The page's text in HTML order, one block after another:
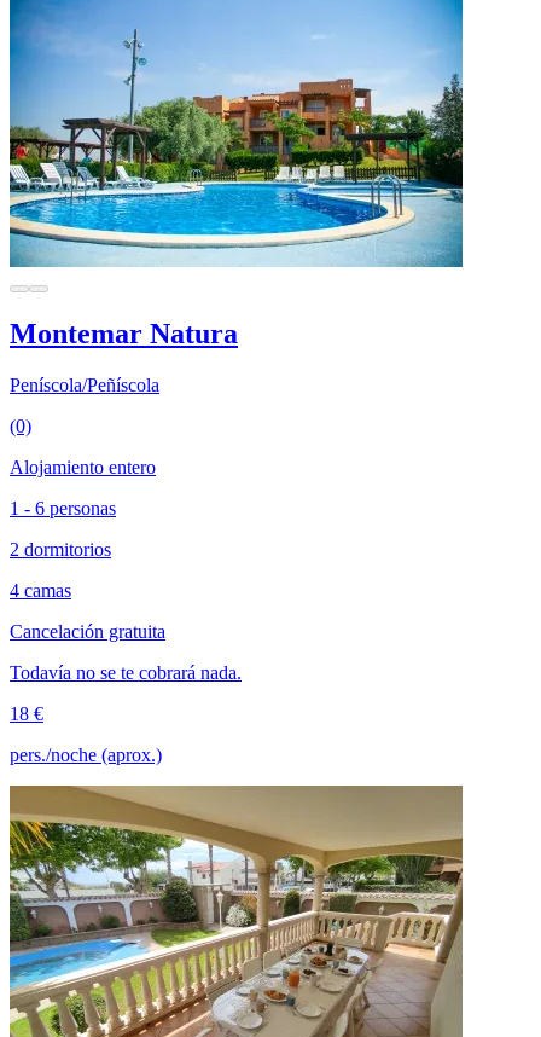
Montemar Natura
Peníscola/Peñíscola
(0)
Alojamiento entero
1 - 6 personas
2 dormitorios
4 camas
Cancelación gratuita
Todavía no se te cobrará nada.
18 €
pers./noche (aprox.)